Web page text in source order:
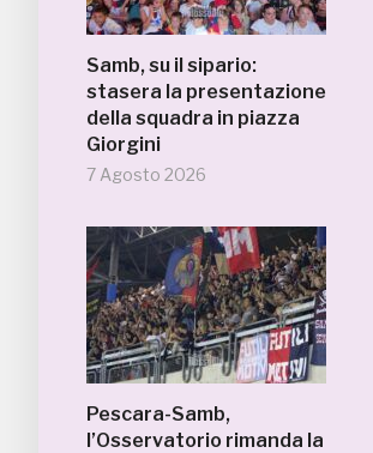
Samb, su il sipario:
stasera la presentazione
della squadra in piazza
Giorgini
7 Agosto 2026
Pescara-Samb,
l’Osservatorio rimanda la